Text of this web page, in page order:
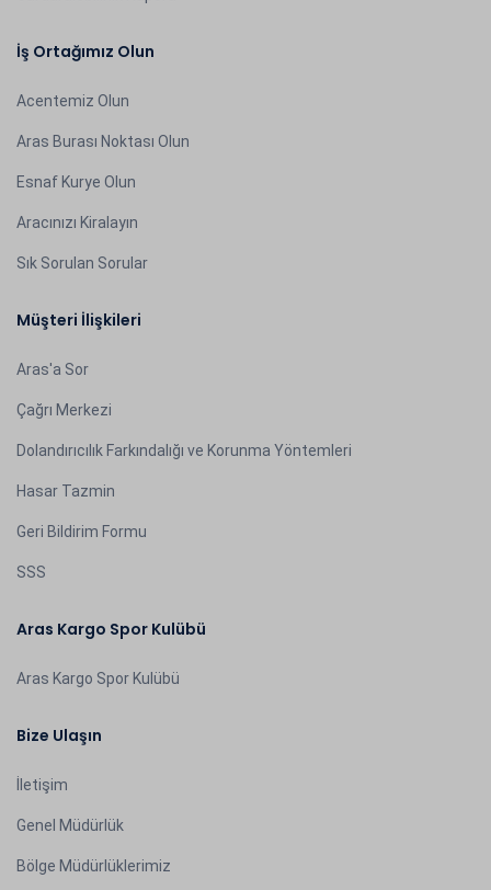
İş Ortağımız Olun
Acentemiz Olun
Aras Burası Noktası Olun
Esnaf Kurye Olun
Aracınızı Kiralayın
Sık Sorulan Sorular
Müşteri İlişkileri
Aras'a Sor
Çağrı Merkezi
Dolandırıcılık Farkındalığı ve Korunma Yöntemleri
Hasar Tazmin
Geri Bildirim Formu
SSS
Aras Kargo Spor Kulübü
Aras Kargo Spor Kulübü
Bize Ulaşın
İletişim
Genel Müdürlük
Bölge Müdürlüklerimiz